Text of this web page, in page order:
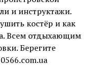
и инструктажи.
костёр и как
Всем отдыхающим
Берегите